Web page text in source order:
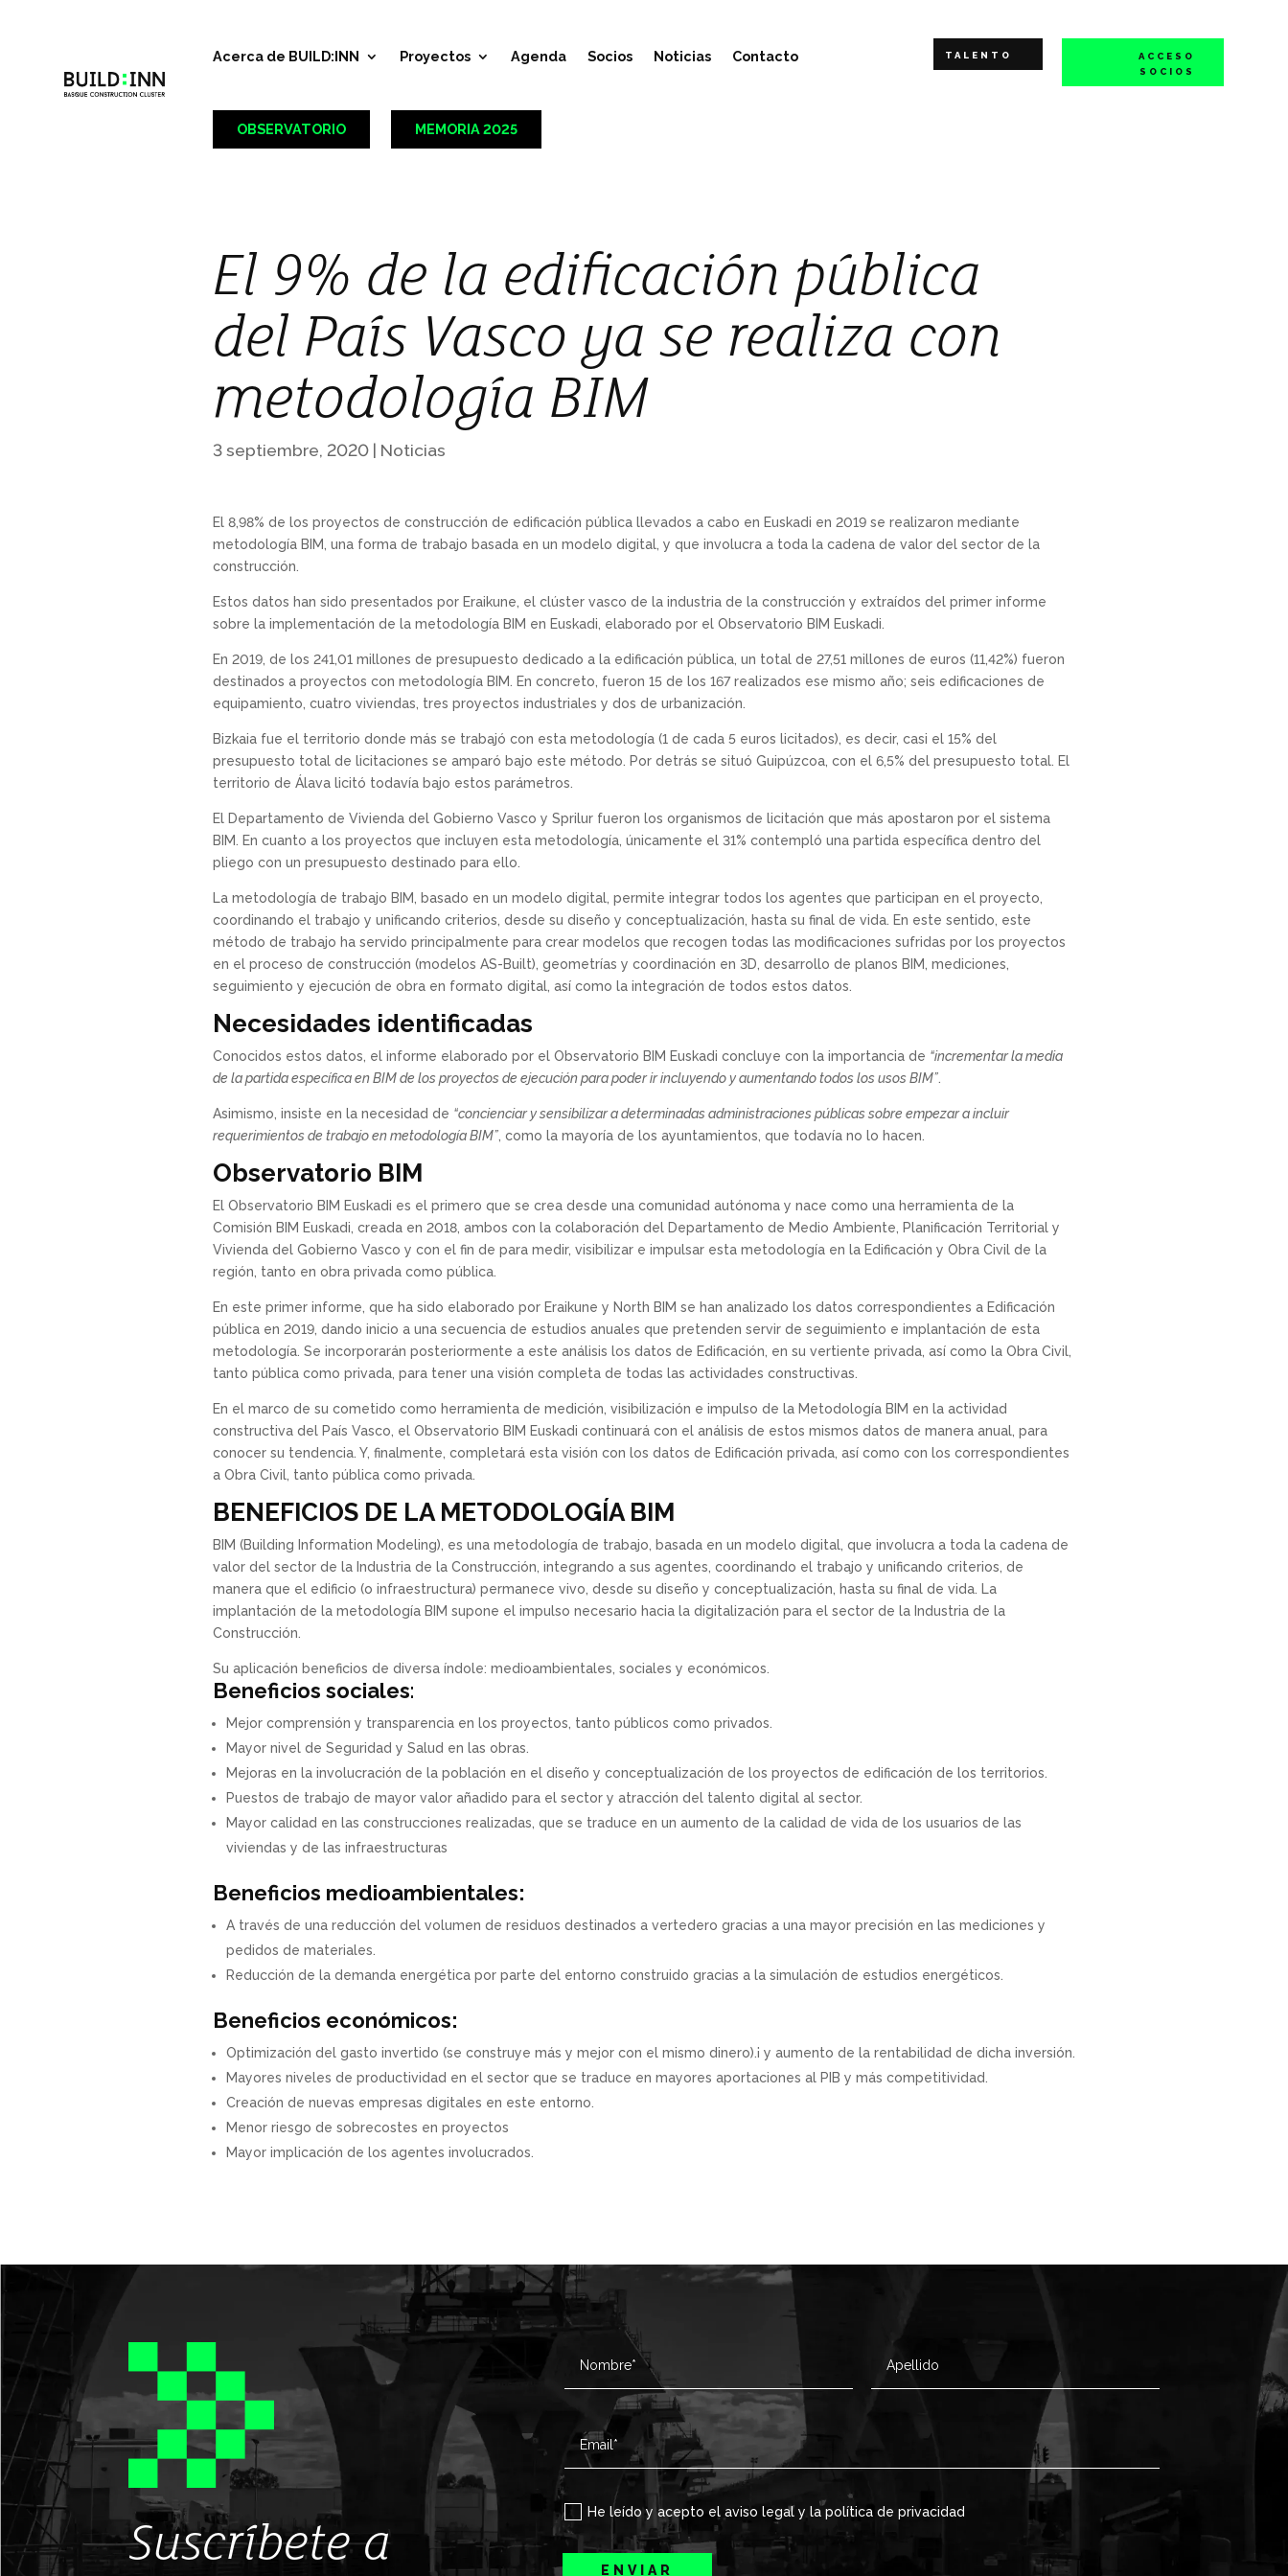
Acerca de BUILD:INN Proyectos Agenda Socios Noticias Contacto
OBSERVATORIO MEMORIA 2025
TALENTO
ACCESO
SOCIOS
El 9% de la edificación pública
del País Vasco ya se realiza con
metodología BIM
3 septiembre, 2020 | Noticias
El 8,98% de los proyectos de construcción de edificación pública llevados a cabo en Euskadi en 2019 se realizaron mediante
metodología BIM, una forma de trabajo basada en un modelo digital, y que involucra a toda la cadena de valor del sector de la
construcción.
Estos datos han sido presentados por Eraikune, el clúster vasco de la industria de la construcción y extraídos del primer informe
sobre la implementación de la metodología BIM en Euskadi, elaborado por el Observatorio BIM Euskadi.
En 2019, de los 241,01 millones de presupuesto dedicado a la edificación pública, un total de 27,51 millones de euros (11,42%) fueron
destinados a proyectos con metodología BIM. En concreto, fueron 15 de los 167 realizados ese mismo año; seis edificaciones de
equipamiento, cuatro viviendas, tres proyectos industriales y dos de urbanización.
Bizkaia fue el territorio donde más se trabajó con esta metodología (1 de cada 5 euros licitados), es decir, casi el 15% del
presupuesto total de licitaciones se amparó bajo este método. Por detrás se situó Guipúzcoa, con el 6,5% del presupuesto total. El
territorio de Álava licitó todavía bajo estos parámetros.
El Departamento de Vivienda del Gobierno Vasco y Sprilur fueron los organismos de licitación que más apostaron por el sistema
BIM. En cuanto a los proyectos que incluyen esta metodología, únicamente el 31% contempló una partida específica dentro del
pliego con un presupuesto destinado para ello.
La metodología de trabajo BIM, basado en un modelo digital, permite integrar todos los agentes que participan en el proyecto,
coordinando el trabajo y unificando criterios, desde su diseño y conceptualización, hasta su final de vida. En este sentido, este
método de trabajo ha servido principalmente para crear modelos que recogen todas las modificaciones sufridas por los proyectos
en el proceso de construcción (modelos AS-Built), geometrías y coordinación en 3D, desarrollo de planos BIM, mediciones,
seguimiento y ejecución de obra en formato digital, así como la integración de todos estos datos.
Necesidades identificadas
Conocidos estos datos, el informe elaborado por el Observatorio BIM Euskadi concluye con la importancia de “incrementar la media
de la partida específica en BIM de los proyectos de ejecución para poder ir incluyendo y aumentando todos los usos BIM”.
Asimismo, insiste en la necesidad de “concienciar y sensibilizar a determinadas administraciones públicas sobre empezar a incluir
requerimientos de trabajo en metodología BIM”, como la mayoría de los ayuntamientos, que todavía no lo hacen.
Observatorio BIM
El Observatorio BIM Euskadi es el primero que se crea desde una comunidad autónoma y nace como una herramienta de la
Comisión BIM Euskadi, creada en 2018, ambos con la colaboración del Departamento de Medio Ambiente, Planificación Territorial y
Vivienda del Gobierno Vasco y con el fin de para medir, visibilizar e impulsar esta metodología en la Edificación y Obra Civil de la
región, tanto en obra privada como pública.
En este primer informe, que ha sido elaborado por Eraikune y North BIM se han analizado los datos correspondientes a Edificación
pública en 2019, dando inicio a una secuencia de estudios anuales que pretenden servir de seguimiento e implantación de esta
metodología. Se incorporarán posteriormente a este análisis los datos de Edificación, en su vertiente privada, así como la Obra Civil,
tanto pública como privada, para tener una visión completa de todas las actividades constructivas.
En el marco de su cometido como herramienta de medición, visibilización e impulso de la Metodología BIM en la actividad
constructiva del País Vasco, el Observatorio BIM Euskadi continuará con el análisis de estos mismos datos de manera anual, para
conocer su tendencia. Y, finalmente, completará esta visión con los datos de Edificación privada, así como con los correspondientes
a Obra Civil, tanto pública como privada.
BENEFICIOS DE LA METODOLOGÍA BIM
BIM (Building Information Modeling), es una metodología de trabajo, basada en un modelo digital, que involucra a toda la cadena de
valor del sector de la Industria de la Construcción, integrando a sus agentes, coordinando el trabajo y unificando criterios, de
manera que el edificio (o infraestructura) permanece vivo, desde su diseño y conceptualización, hasta su final de vida. La
implantación de la metodología BIM supone el impulso necesario hacia la digitalización para el sector de la Industria de la
Construcción.
Su aplicación beneficios de diversa índole: medioambientales, sociales y económicos.
Beneficios sociales:
Mejor comprensión y transparencia en los proyectos, tanto públicos como privados.
Mayor nivel de Seguridad y Salud en las obras.
Mejoras en la involucración de la población en el diseño y conceptualización de los proyectos de edificación de los territorios.
Puestos de trabajo de mayor valor añadido para el sector y atracción del talento digital al sector.
Mayor calidad en las construcciones realizadas, que se traduce en un aumento de la calidad de vida de los usuarios de las
viviendas y de las infraestructuras
Beneficios medioambientales:
A través de una reducción del volumen de residuos destinados a vertedero gracias a una mayor precisión en las mediciones y
pedidos de materiales.
Reducción de la demanda energética por parte del entorno construido gracias a la simulación de estudios energéticos.
Beneficios económicos:
Optimización del gasto invertido (se construye más y mejor con el mismo dinero).¡ y aumento de la rentabilidad de dicha inversión.
Mayores niveles de productividad en el sector que se traduce en mayores aportaciones al PIB y más competitividad.
Creación de nuevas empresas digitales en este entorno.
Menor riesgo de sobrecostes en proyectos
Mayor implicación de los agentes involucrados.
Suscríbete a
He leído y acepto el aviso legal y la política de privacidad
ENVIAR